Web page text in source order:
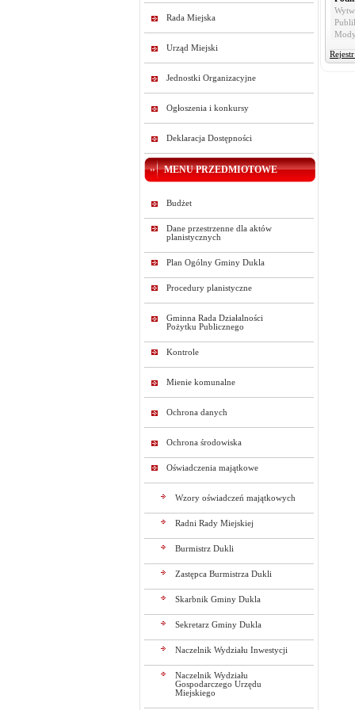
Rada Miejska
Urząd Miejski
Jednostki Organizacyjne
Ogłoszenia i konkursy
Deklaracja Dostępności
MENU PRZEDMIOTOWE
Budżet
Dane przestrzenne dla aktów
planistycznych
Plan Ogólny Gminy Dukla
Procedury planistyczne
Gminna Rada Działalności
Pożytku Publicznego
Kontrole
Mienie komunalne
Ochrona danych
Ochrona środowiska
Oświadczenia majątkowe
Wzory oświadczeń majątkowych
Radni Rady Miejskiej
Burmistrz Dukli
Zastępca Burmistrza Dukli
Skarbnik Gminy Dukla
Sekretarz Gminy Dukla
Naczelnik Wydziału Inwestycji
Naczelnik Wydziału
Gospodarczego Urzędu
Miejskiego